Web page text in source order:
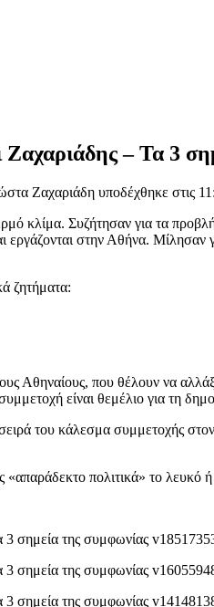
– Τα 3
Ζαχαριάδη υποδέχθηκε στις
κλίμα. Συζήτησαν για τα
εργάζονται στην Αθήνα.
ζητήματα:
Αθηναίους, που θέλουν να
είναι θεμέλιο για τη
του κάλεσμα συμμετοχής
πολιτικά» το λευκό